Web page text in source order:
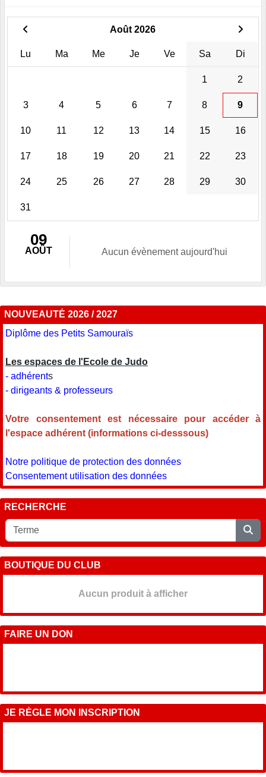
Août 2026
Lu Ma Me Je Ve Sa Di
1 2
3 4 5 6 7 8 9
10 11 12 13 14 15 16
17 18 19 20 21 22 23
24 25 26 27 28 29 30
31
09
AOÛT Aucun évènement aujourd'hui
NOUVEAUTÉ 2026 / 2027
Diplôme des Petits Samouraïs
Les espaces de l'Ecole de Judo
- adhérents
- dirigeants & professeurs
Votre consentement est nécessaire pour accéder à
l'espace adhérent (informations ci-desssous)
Notre politique de protection des données
Consentement utilisation des données
RECHERCHE
BOUTIQUE DU CLUB
Aucun produit à afficher
FAIRE UN DON
JE RÈGLE MON INSCRIPTION